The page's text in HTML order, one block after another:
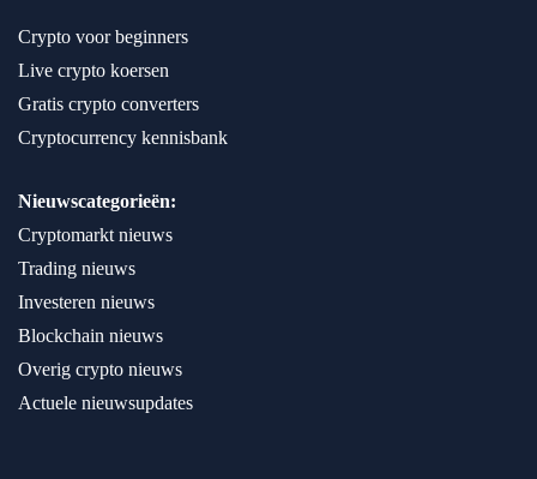
Crypto voor beginners
Live crypto koersen
Gratis crypto converters
Cryptocurrency kennisbank
Nieuwscategorieën:
Cryptomarkt nieuws
Trading nieuws
Investeren nieuws
Blockchain nieuws
Overig crypto nieuws
Actuele nieuwsupdates